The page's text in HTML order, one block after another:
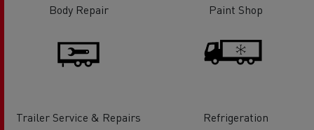
Body Repair Paint Shop
Trailer Service & Repairs Refrigeration